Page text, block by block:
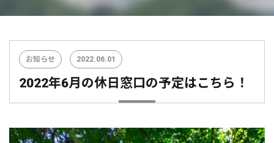
お知らせ 2022.06.01
2022年6月の休日窓口の予定はこちら！